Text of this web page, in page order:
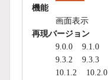
機能
画面表示
再現バージョン
9.0.0
9.1.0
9.3.2
9.3.3
10.1.2
10.2.0